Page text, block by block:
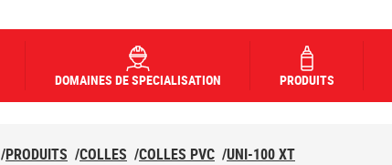
DOMAINES DE SPECIALISATION PRODUITS
/PRODUITS /COLLES /COLLES PVC /UNI-100 XT